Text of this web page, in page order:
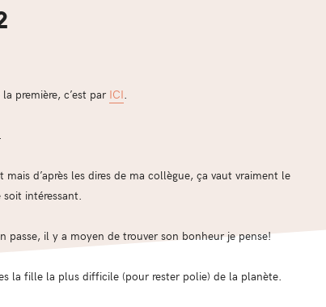
première, c’est par ICI.
d’après les dires de ma collègue, ça vaut vraiment le
intéressant.
passe, il y a moyen de trouver son bonheur je pense!
la fille la plus difficile (pour rester polie) de la planète.